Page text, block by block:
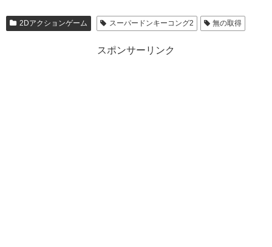
2Dアクションゲーム スーパードンキーコング2 無の取得
スポンサーリンク